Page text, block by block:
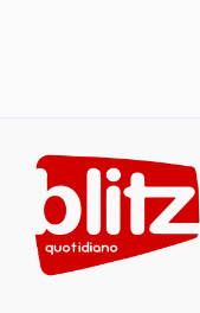
content